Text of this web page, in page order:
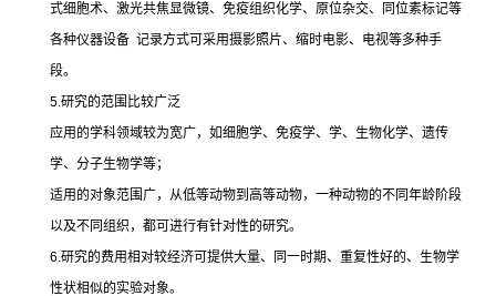
式细胞术、激光共焦显微镜、免疫组织化学、原位杂交、同位素标记等
各种仪器设备 记录方式可采用摄影照片、缩时电影、电视等多种手
段。
5.研究的范围比较广泛
应用的学科领域较为宽广，如细胞学、免疫学、学、生物化学、遗传
学、分子生物学等；
适用的对象范围广，从低等动物到高等动物，一种动物的不同年龄阶段
以及不同组织，都可进行有针对性的研究。
6.研究的费用相对较经济可提供大量、同一时期、重复性好的、生物学
性状相似的实验对象。